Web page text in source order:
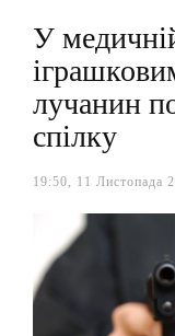
У
лучанин
спілку
19:50, 11 Листопада